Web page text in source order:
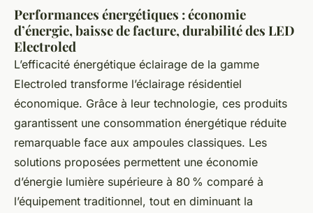
Performances énergétiques : économie
d’énergie, baisse de facture, durabilité des LED
Electroled
L’efficacité énergétique éclairage de la gamme
Electroled transforme l’éclairage résidentiel
économique. Grâce à leur technologie, ces produits
garantissent une consommation énergétique réduite
remarquable face aux ampoules classiques. Les
solutions proposées permettent une économie
d’énergie lumière supérieure à 80 % comparé à
l’équipement traditionnel, tout en diminuant la